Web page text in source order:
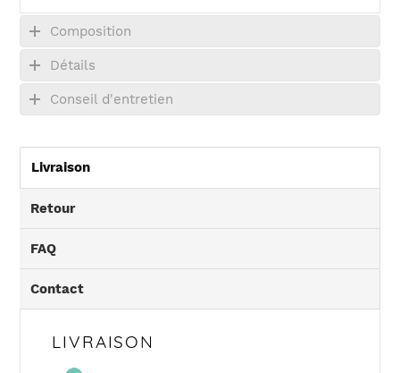
Composition
Détails
Conseil d'entretien
Livraison
Retour
FAQ
Contact
LIVRAISON